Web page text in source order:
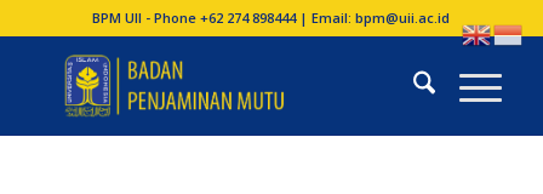
BPM UII - Phone +62 274 898444 | Email:bpm@uii.ac.id